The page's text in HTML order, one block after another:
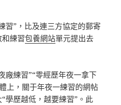
習”，比及連三方協定的郵寄
和練習包養網站單元提出去
廠練習”“零經歷年夜一拿下
，關于年夜一練習的網帖
學歷越低，越要練習”。此